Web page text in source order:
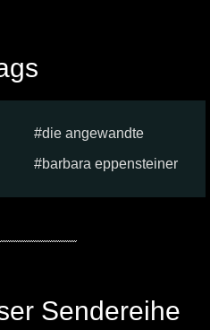
die angewandte
barbara eppensteiner
Sendereihe